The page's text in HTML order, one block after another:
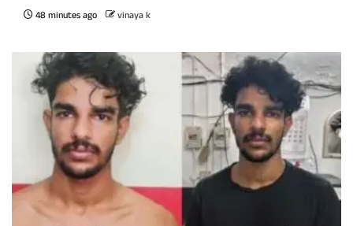
48 minutes ago vinaya k